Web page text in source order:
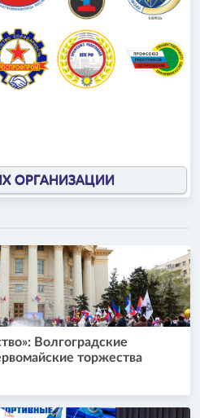
ОРГАНИЗАЦИИ
Волгоградские
торжества